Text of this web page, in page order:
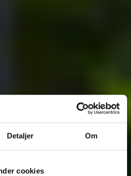
Detaljer Om
cookies